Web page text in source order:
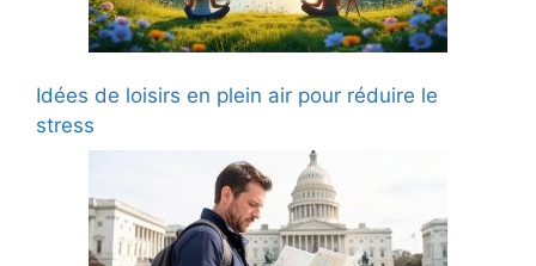
Idées de loisirs en plein air pour réduire le
stress